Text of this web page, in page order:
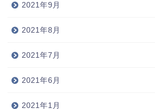
2021年9月
2021年8月
2021年7月
2021年6月
2021年1月